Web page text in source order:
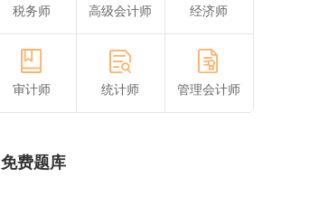
税务师 高级会计师 经济师
审计师 统计师 管理会计师
免费题库